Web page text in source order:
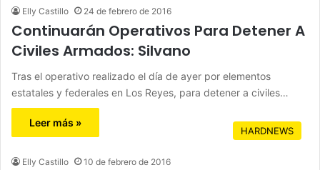
Elly Castillo 24 de febrero de 2016
Continuarán Operativos Para Detener A
Civiles Armados: Silvano
Tras el operativo realizado el día de ayer por elementos
estatales y federales en Los Reyes, para detener a civiles…
Leer más »
HARDNEWS
Elly Castillo 10 de febrero de 2016